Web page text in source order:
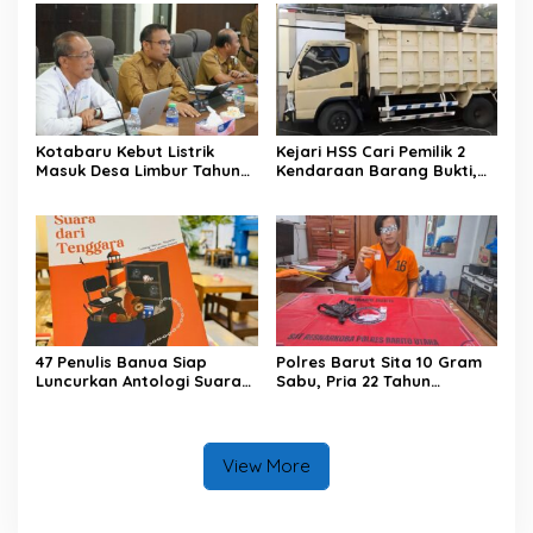
Kotabaru Kebut Listrik
Masuk Desa Limbur Tahun
Kejari HSS Cari Pemilik 2
Kendaraan Barang Bukti,
47 Penulis Banua Siap
Luncurkan Antologi Suara
Polres Barut Sita 10 Gram
Sabu, Pria 22 Tahun
View More